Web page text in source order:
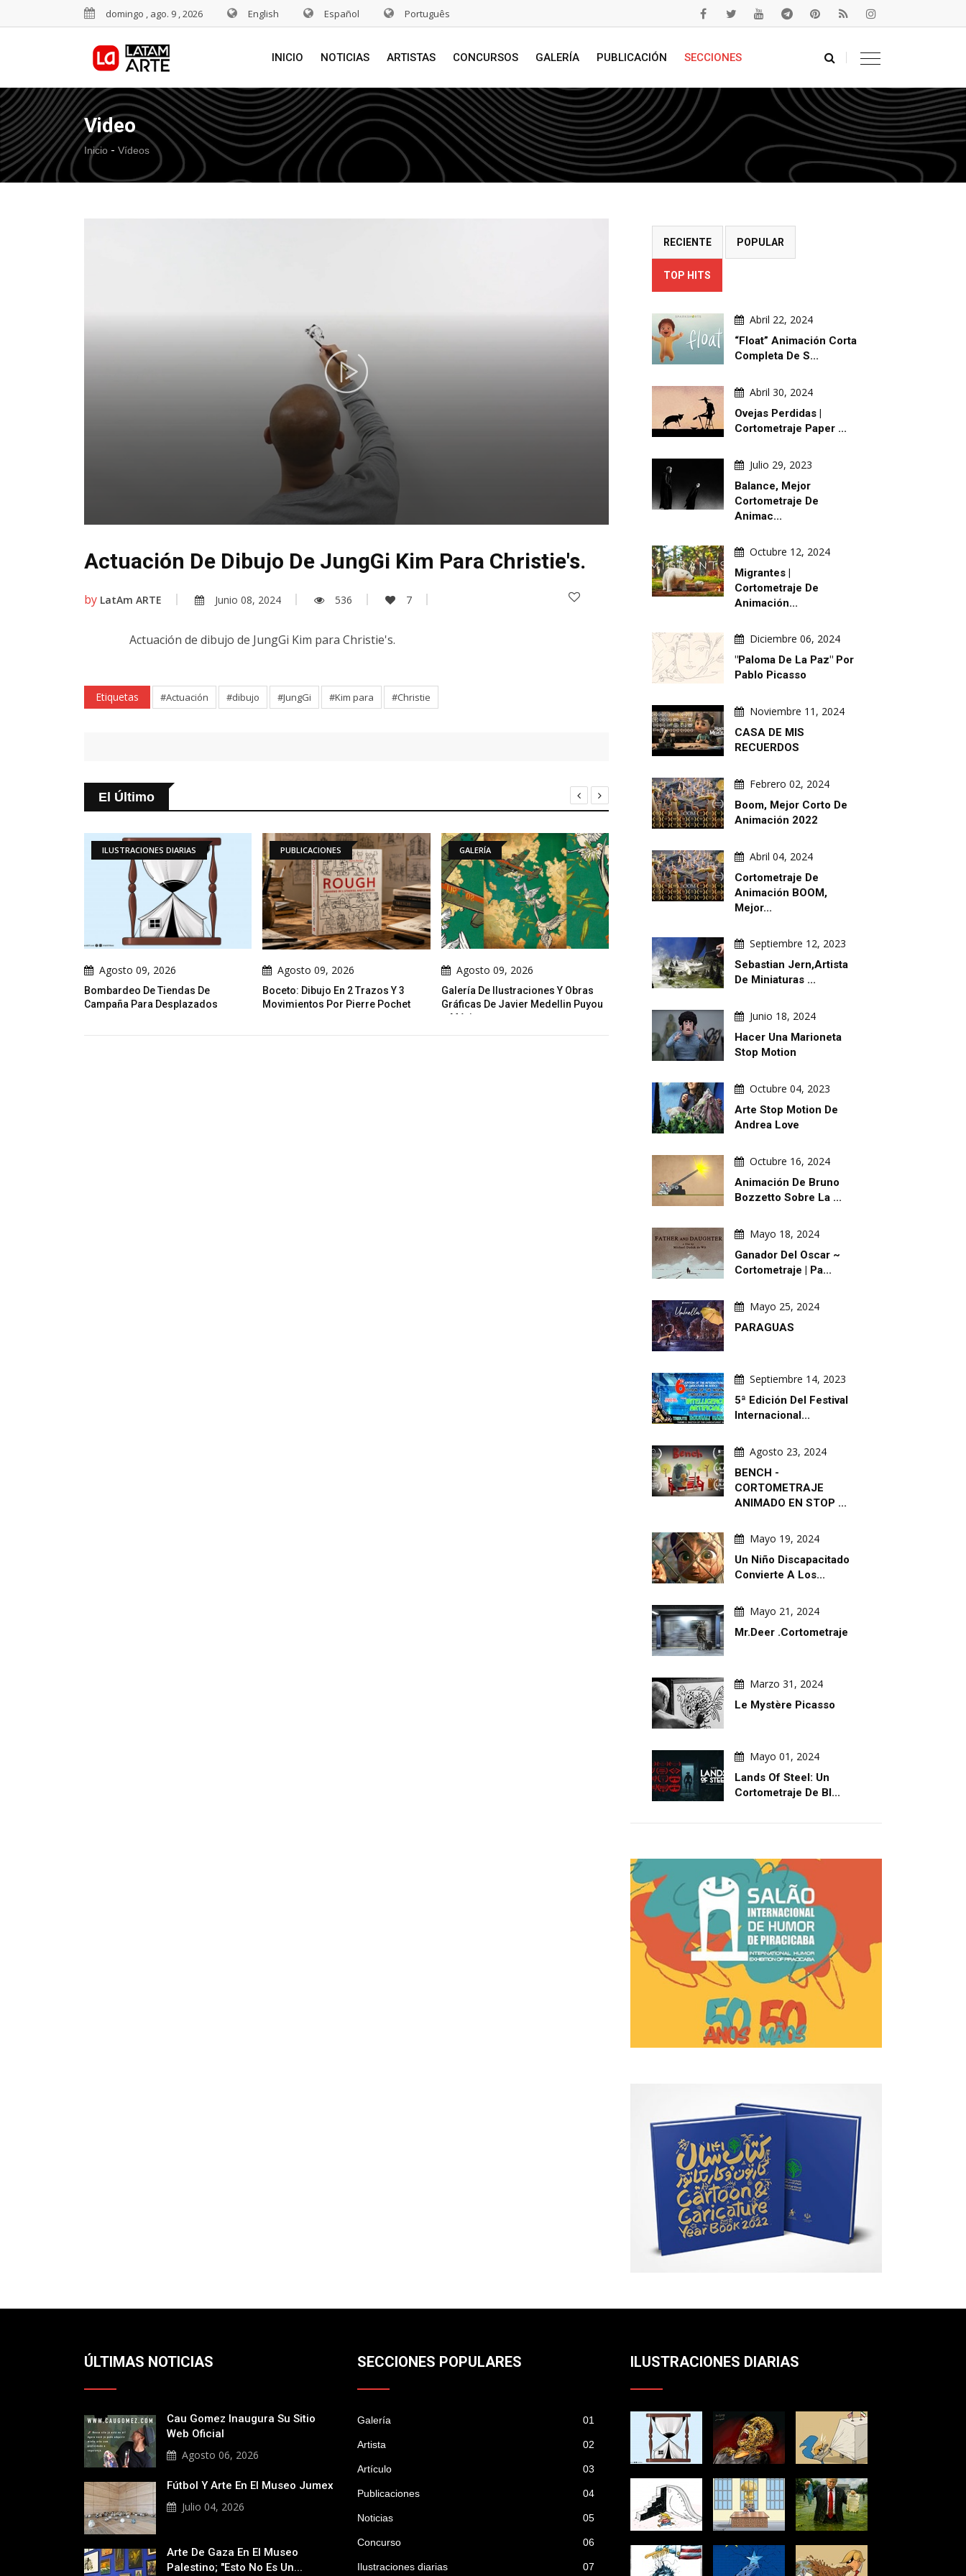
domingo , ago. 9 , 2026 English Español Português
INICIO NOTICIAS ARTISTAS CONCURSOS GALERÍA PUBLICACIÓN SECCIONES
Video
Inicio - Vídeos
Actuación De Dibujo De JungGi Kim Para Christie's.
by LatAm ARTE Junio 08, 2024 536 7
Actuación de dibujo de JungGi Kim para Christie's.
Etiquetas #Actuación #dibujo #JungGi #Kim para #Christie
El Último
ILUSTRACIONES DIARIAS
Agosto 09, 2026
Bombardeo De Tiendas De
Campaña Para Desplazados
PUBLICACIONES
Agosto 09, 2026
Boceto: Dibujo En 2 Trazos Y 3
Movimientos Por Pierre Pochet
GALERÍA
Agosto 09, 2026
Galería De Ilustraciones Y Obras
Gráficas De Javier Medellin Puyou
ARTÍCULO
Impactos Ambientales De La
Inteligencia Artificial En El Arte
ILUSTRACIONES DIARIAS
Agosto 08, 2026
Acoso Escolar No Sabes Lo Que El
Demás...
RECIENTE POPULAR
TOP HITS
Abril 22, 2024
“Float” Animación Corta
Completa De S...
Abril 30, 2024
Ovejas Perdidas |
Cortometraje Paper ...
Julio 29, 2023
Balance, Mejor
Cortometraje De
Animac...
Octubre 12, 2024
Migrantes |
Cortometraje De
Animación...
Diciembre 06, 2024
"Paloma De La Paz" Por
Pablo Picasso
Noviembre 11, 2024
CASA DE MIS
RECUERDOS
Febrero 02, 2024
Boom, Mejor Corto De
Animación 2022
Abril 04, 2024
Cortometraje De
Animación BOOM,
Mejor...
Septiembre 12, 2023
Sebastian Jern,artista
De Miniaturas ...
Junio 18, 2024
Hacer Una Marioneta
Stop Motion
Octubre 04, 2023
Arte Stop Motion De
Andrea Love
Octubre 16, 2024
Animación De Bruno
Bozzetto Sobre La ...
Mayo 18, 2024
Ganador Del Oscar ~
Cortometraje | Pa...
Mayo 25, 2024
PARAGUAS
Septiembre 14, 2023
5ª Edición Del Festival
Internacional...
Agosto 23, 2024
BENCH -
CORTOMETRAJE
ANIMADO EN STOP ...
Mayo 19, 2024
Un Niño Discapacitado
Convierte A Los...
Mayo 21, 2024
Mr.Deer .Cortometraje
Marzo 31, 2024
Le Mystère Picasso
Mayo 01, 2024
Lands Of Steel: Un
Cortometraje De Bl...
ÚLTIMAS NOTICIAS
Cau Gomez Inaugura Su Sitio
Web Oficial
Agosto 06, 2026
Fútbol Y Arte En El Museo Jumex
Julio 04, 2026
Arte De Gaza En El Museo
Palestino; "Esto No Es Un...
SECCIONES POPULARES
Galería 01
Artista 02
Artículo 03
Publicaciones 04
Noticias 05
Concurso 06
Ilustraciones diarias 07
ILUSTRACIONES DIARIAS